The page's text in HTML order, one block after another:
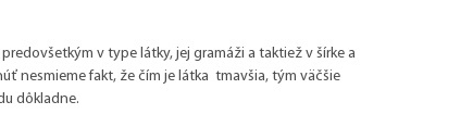
v type látky, jej gramáži a taktiež v šírke a
nesmieme fakt, že čím je látka tmavšia, tým väčšie
dôkladne.